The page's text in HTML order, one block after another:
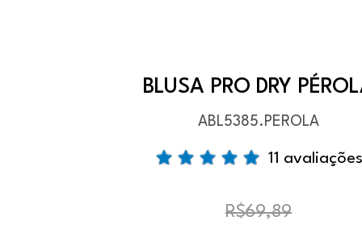
BLUSA PRO DRY
ABL5385.PEROLA
11 avaliações
R$69,89